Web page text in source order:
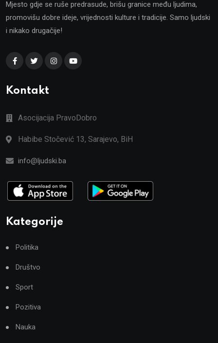
Mjesto gdje se ruše predrasude, brišu granice među ljudima,
promovišu dobre ideje, vrijednosti kulture i tradicije. Samo ljudski
i nikako drugačije!
Kontakt
Asocijacija PravoDobro
Habibe Stočević 13, Sarajevo, BiH
info@ljudski.ba
Kategorije
Politika
Društvo
Sport
Pozitiva
Nauka